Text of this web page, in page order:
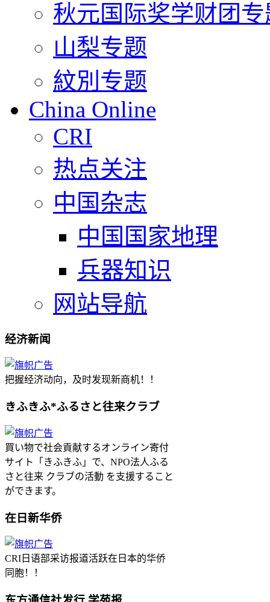
秋元国际奖学财团专
山梨专题
紋別专题
China Online
CRI
热点关注
中国杂志
中国国家地理
兵器知识
网站导航
经济新闻
把握经济动向，及时发现新商机！！
きふきふ*ふるさと往来クラブ
買い物で社会貢献するオンライン寄付
サイト「きふきふ」で、NPO法人ふる
さと往来 クラブの活動 を支援すること
ができます。
在日新华侨
CRI日语部采访报道活跃在日本的华侨
同胞！！